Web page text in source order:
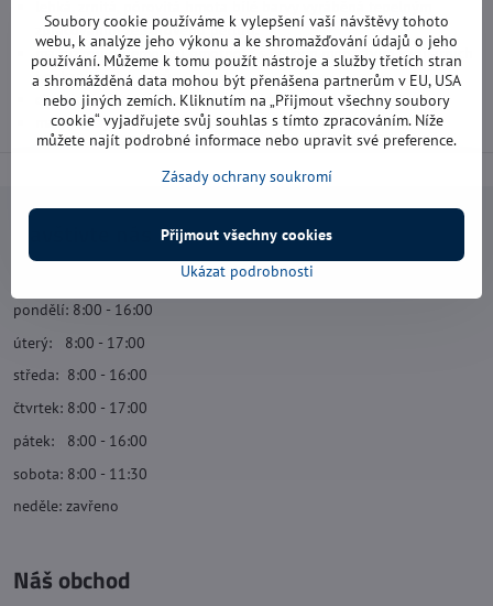
zpracováním ze surového perlitu.
má nízkou objemovou hmotnost s velkým množstvím kapilárních
i nekapilárních pórů
chemický inertní, netoxický, nehydroskopický
má vynikající sorpční vlastnosti, je objemově stálý
pondělí: 8:00 - 16:00
úterý: 8:00 - 17:00
středa: 8:00 - 16:00
čtvrtek: 8:00 - 17:00
pátek: 8:00 - 16:00
sobota: 8:00 - 11:30
neděle: zavřeno
Náš obchod
Soubory cookie používáme k vylepšení vaší návštěvy tohoto
webu, k analýze jeho výkonu a ke shromažďování údajů o jeho
používání. Můžeme k tomu použít nástroje a služby třetích stran
a shromážděná data mohou být přenášena partnerům v EU, USA
nebo jiných zemích. Kliknutím na „Přijmout všechny soubory
cookie“ vyjadřujete svůj souhlas s tímto zpracováním. Níže
můžete najít podrobné informace nebo upravit své preference.
Zásady ochrany soukromí
Ukázat podrobnosti
Přijmout všechny cookies